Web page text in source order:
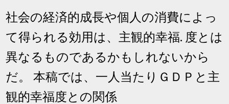
社会の経済的成長や個人の消費によっ
て得られる効用は、主観的幸福. 度とは
異なるものであるかもしれないから
だ。 本稿では、一人当たりＧＤＰと主
観的幸福度との関係